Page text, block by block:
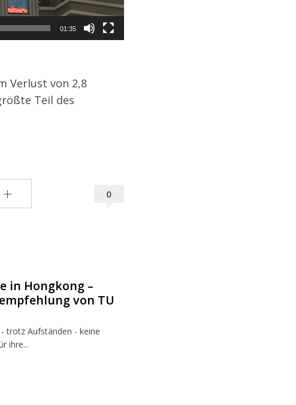
01:35
Verlust von 2,8
Teil des
0
in Hongkong –
von TU
trotz Aufständen - keine
ihre...